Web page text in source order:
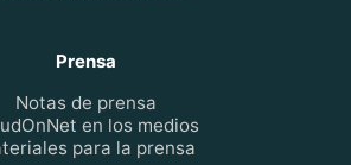
Prensa
Notas de prensa
en los medios
para la prensa